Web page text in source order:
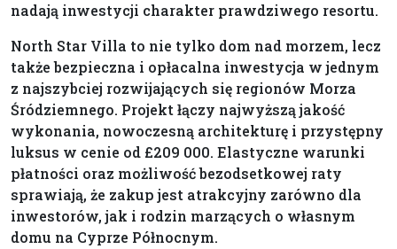
nadają inwestycji charakter prawdziwego resortu.
North Star Villa to nie tylko dom nad morzem, lecz
także bezpieczna i opłacalna inwestycja w jednym
z najszybciej rozwijających się regionów Morza
Śródziemnego. Projekt łączy najwyższą jakość
wykonania, nowoczesną architekturę i przystępny
luksus w cenie od £209 000. Elastyczne warunki
płatności oraz możliwość bezodsetkowej raty
sprawiają, że zakup jest atrakcyjny zarówno dla
inwestorów, jak i rodzin marzących o własnym
domu na Cyprze Północnym.